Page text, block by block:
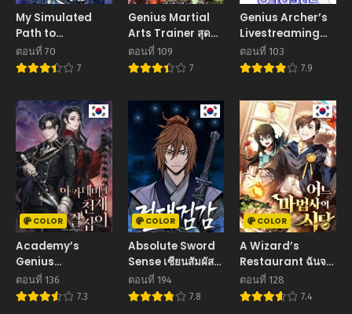
My Simulated
Path to
Immortality เส้น
ทางสู่ความเป็นอมตะ
ตอนที่ 70
7
Genius Martial
Arts Trainer สุด
ยอดเทรนเนอร์แห่ง
ยุทธภพ
ตอนที่ 109
7
Genius Archer’s
Livestreaming
เส้นทางสู่สตรีมเมอร์
ของนักธนูยอด
ตอนที่ 103
7.9
COLOR
Academy’s
Genius
Swordmaster นัก
ดาบอัจฉริยะจากอะ
ตอนที่ 136
7.3
COLOR
Absolute Sword
Sense เซียนสัมผัส
ดาบ
ตอนที่ 194
7.8
COLOR
A Wizard’s
Restaurant ฉันจะ
เป็นให้ได้เลย
มาสเตอร์เชฟในต่าง
ตอนที่ 128
7.4